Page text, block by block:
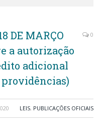
DE MARÇO
a autorização
adicional
providências)
0
LEIS, PUBLICAÇÕES OFICIAIS